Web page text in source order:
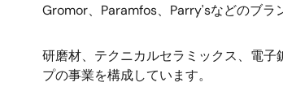
Gromor、 Paramfos、 Parry'sなどのブラ
研磨材、テクニカルセラミックス、電
プの事業を構成しています。